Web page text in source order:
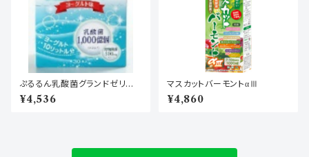
ぷるるん乳酸菌グランドゼリーα
30包(30日分)
¥4,536
マスカットバーモントαⅢ
¥4,860